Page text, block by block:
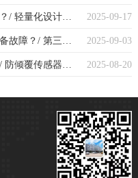
2025-09-17
游艇吊设备自重对码头承重有何要求？/ 轻量化设计是否影响稳定性？
2025-09-03
2025-08-20